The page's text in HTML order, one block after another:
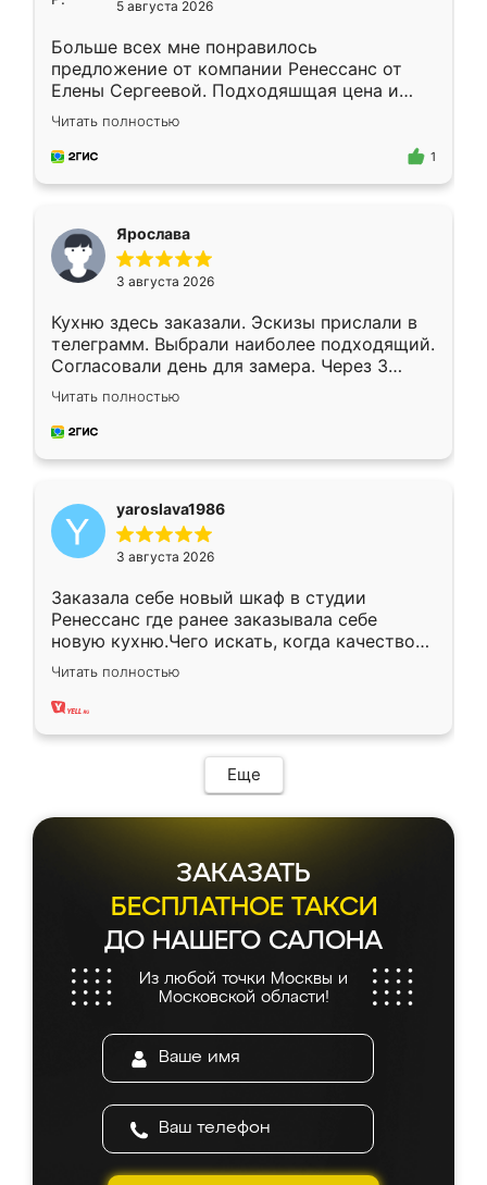
5 августа 2026
Больше всех мне понравилось
предложение от компании Ренессанс от
Елены Сергеевой. Подходяшщая цена и
короткие сроки изготовления. Приехавший
для замера сотрудник Владислав
предложил по моему эскизу самый
Читать полностью
1
Ярослава
3 августа 2026
Кухню здесь заказали. Эскизы прислали в
телеграмм. Выбрали наиболее подходящий.
Согласовали день для замера. Через 3
недели кухня была уже готова. Остались
довольны работой. Спасибо Ренессанс
мебель за качественную работу!
Читать полностью
yaroslava1986
3 августа 2026
Заказала себе новый шкаф в студии
Ренессанс где ранее заказывала себе
новую кухню.Чего искать, когда качеством
вполне довольна. Служит кухня уже почти
два года, нареканий нет.
Читать полностью
Еще
ЗАКАЗАТЬ
БЕСПЛАТНОЕ ТАКСИ
ДО НАШЕГО САЛОНА
Из любой точки Москвы и
Московской области!